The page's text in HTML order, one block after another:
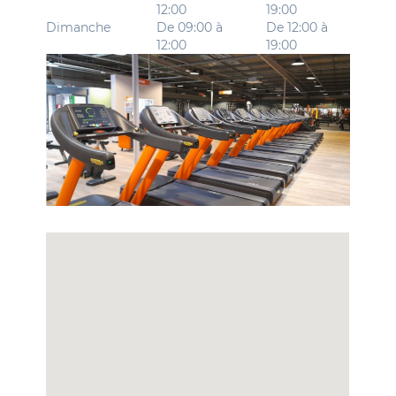
12:00
19:00
Dimanche
De 09:00 à
12:00
De 12:00 à
19:00